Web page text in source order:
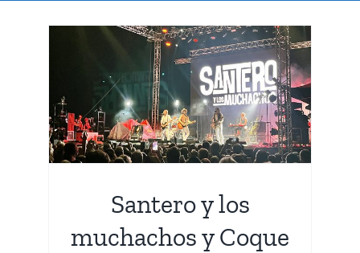
Santero y los
muchachos y Coque